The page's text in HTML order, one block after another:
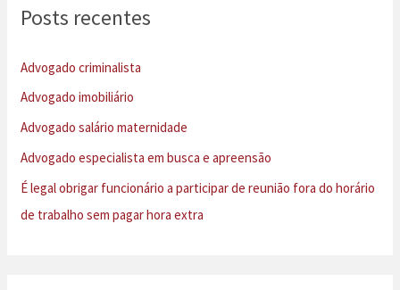
i
p
o
r
:
Posts recentes
Advogado criminalista
Advogado imobiliário
Advogado salário maternidade
Advogado especialista em busca e apreensão
É legal obrigar funcionário a participar de reunião fora do horário
de trabalho sem pagar hora extra